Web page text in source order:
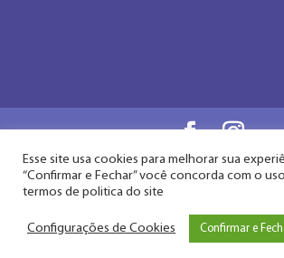
Flor de Lótus Acupuntura
Esse site usa cookies para melhorar sua
“Confirmar e Fechar” você concorda com o
termos de politica do site
Configurações de Cookies Confirmar e